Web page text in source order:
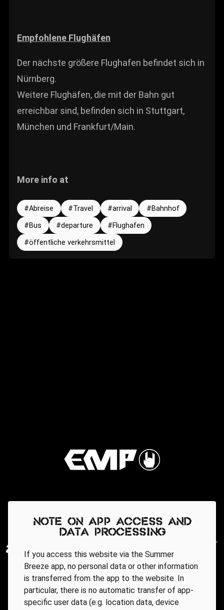
Empfohlene Flughäfen
Der nächste größere Flughafen befindet sich in
Nürnberg.
Weitere Flughäfen, die mit der Bahn gut
erreichbar sind, befinden sich in Stuttgart,
München und Frankfurt/Main.
More info at
Abreise Travel arrival
Bahnhof
Bus
departure
Flughafen
öffentliche verkehrsmittel
Note on app access and
data processing
If you access this website via the Summer
Breeze app, no personal data or other information
is transferred from the app to the website. In
particular, there is no automatic transfer of app-
specific user data (e.g. location data, device